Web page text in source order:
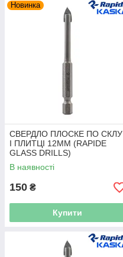
Новинка
СВЕРДЛО ПЛОСКЕ ПО СКЛУ
І ПЛИТЦІ 12ММ (RAPIDE
GLASS DRILLS)
В наявності
150 ₴
Купити